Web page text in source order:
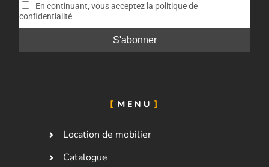
En continuant, vous acceptez la politique de
confidentialité
MENU
Location de mobilier
Catalogue